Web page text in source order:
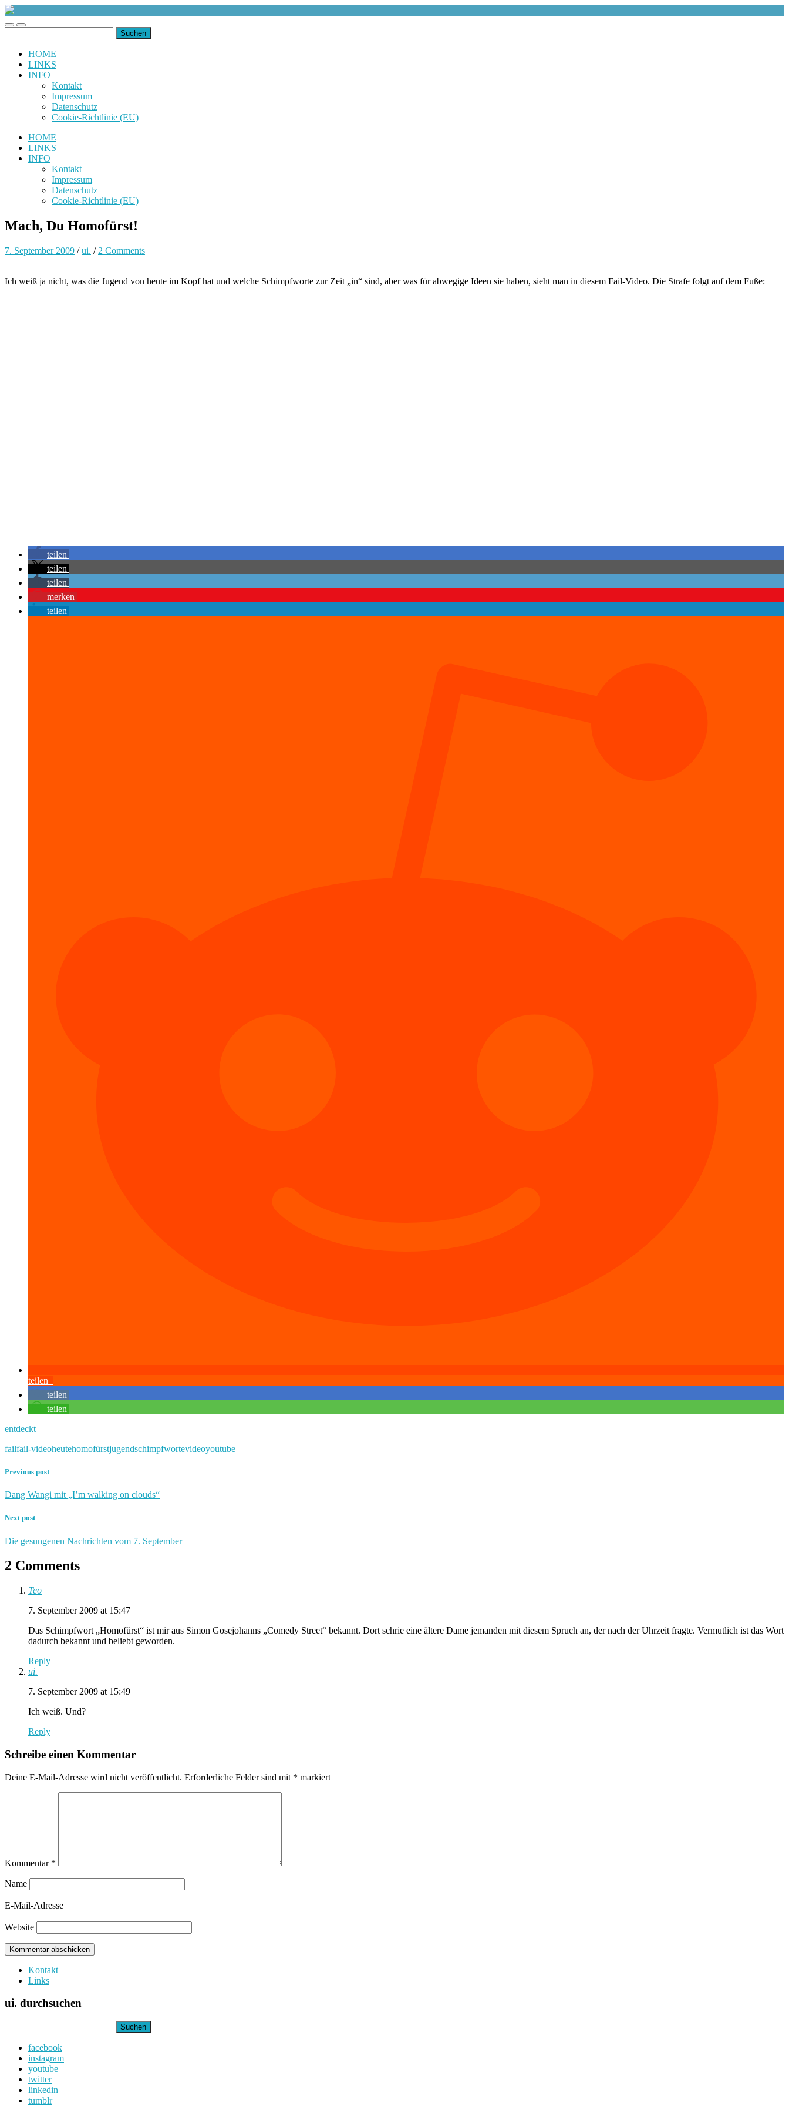
uiuiuiuiuiuiui.de
Toggle
mobile
Toggle
search
nach:
HOME
LINKS
INFO
Kontakt
Impressum
Datenschutz
Cookie-Richtlinie (EU)
HOME
LINKS
INFO
Kontakt
Impressum
Datenschutz
Cookie-Richtlinie (EU)
Mach, Du Homofürst!
7. September 2009 /ui. / 2 Comments
Ich weiß ja nicht, was die Jugend von heute im Kopf hat und welche Schimpfworte zur Zeit „in“ sind, aber was für abwegige Ideen sie haben, sieht man in diesem Fail-Video. Die Strafe folgt auf dem Fuße:
teilen
teilen
teilen
merken
teilen
teilen
teilen
teilen
entdeckt
failfail-videoheutehomofürstjugendschimpfwortevideoyoutube
Previous post
Dang Wangi mit „I’m walking on clouds“
Next post
Die gesungenen Nachrichten vom 7. September
2 Comments
Teo
7. September 2009 at 15:47
Das Schimpfwort „Homofürst“ ist mir aus Simon Gosejohanns „Comedy Street“ bekannt. Dort schrie eine ältere Dame jemanden mit diesem Spruch an, der nach der Uhrzeit fragte. Vermutlich ist das Wort
dadurch bekannt und beliebt geworden.
Reply
ui.
7. September 2009 at 15:49
Ich weiß. Und?
Reply
Schreibe einen Kommentar
Deine E-Mail-Adresse wird nicht veröffentlicht. Erforderliche Felder sind mit * markiert
Kommentar *
Name
E-Mail-Adresse
Website
Kontakt
Links
ui. durchsuchen
nach:
facebook
instagram
youtube
twitter
linkedin
tumblr